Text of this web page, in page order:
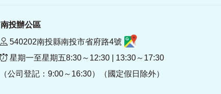
南投辦公區
540202南投縣南投市省府路4號
星期一至星期五8:30～12:30 | 13:30～17:30
（公司登記：9:00～16:30）（國定假日除外）